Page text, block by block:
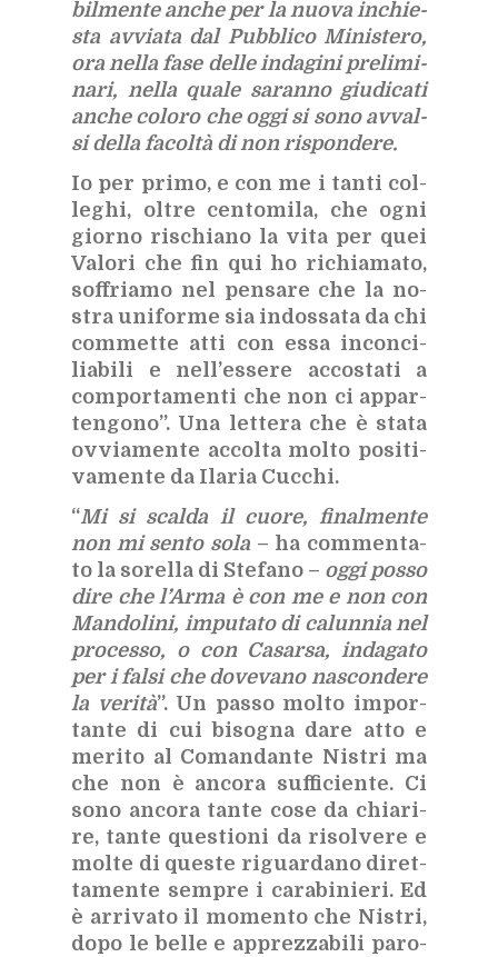
bil­men­te an­che per la nuo­va in­chie­
sta av­via­ta dal Pub­bli­co Mi­ni­ste­ro,
ora nel­la fase del­le in­da­gi­ni pre­li­mi­
na­ri, nel­la qua­le sa­ran­no giu­di­ca­ti
an­che co­lo­ro che oggi si sono av­val­
si del­la fa­col­tà di non ri­spon­de­re.
Io per pri­mo, e con me i tan­ti col­
le­ghi, ol­tre cen­to­mi­la, che ogni
gior­no ri­schia­no la vita per quei
Va­lo­ri che fin qui ho ri­chia­ma­to,
sof­fria­mo nel pen­sa­re che la no­
stra uni­for­me sia in­dos­sa­ta da chi
com­met­te atti con essa in­con­ci­
lia­bi­li e nel­l’es­se­re ac­co­sta­ti a
com­por­ta­men­ti che non ci ap­par­
ten­go­no”. Una let­te­ra che è sta­ta
ov­via­men­te ac­col­ta mol­to po­si­ti­
va­men­te da Ila­ria Cuc­chi.
“Mi si scal­da il cuo­re, fi­nal­men­te
non mi sen­to sola – ha com­men­ta­
to la so­rel­la di Ste­fa­no – oggi pos­so
dire che l’Ar­ma è con me e non con
Man­do­li­ni, im­pu­ta­to di ca­lun­nia nel
pro­ces­so, o con Ca­sar­sa, in­da­ga­to
per i fal­si che do­ve­va­no na­scon­de­re
la ve­ri­tà”. Un pas­so mol­to im­por­
tan­te di cui bi­so­gna dare atto e
me­ri­to al Co­man­dan­te Ni­stri ma
che non è an­co­ra suf­fi­cien­te. Ci
sono an­co­ra tan­te cose da chia­ri­
re, tan­te que­stio­ni da ri­sol­ve­re e
mol­te di que­ste ri­guar­da­no di­ret­
ta­men­te sem­pre i ca­ra­bi­nie­ri. Ed
è ar­ri­va­to il mo­men­to che Ni­stri,
dopo le bel­le e ap­prez­za­bi­li pa­ro­